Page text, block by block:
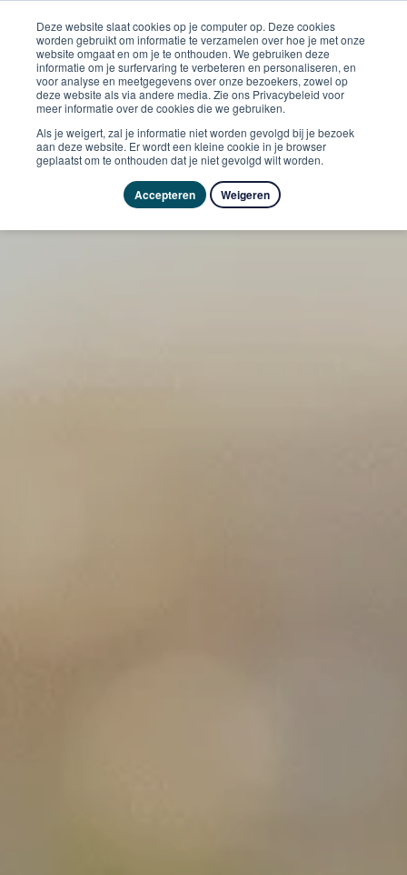
Deze website slaat cookies op je computer op. Deze cookies
worden gebruikt om informatie te verzamelen over hoe je met onze
website omgaat en om je te onthouden. We gebruiken deze
informatie om je surfervaring te verbeteren en personaliseren, en
voor analyse en meetgegevens over onze bezoekers, zowel op
deze website als via andere media. Zie ons Privacybeleid voor
meer informatie over de cookies die we gebruiken.
Als je weigert, zal je informatie niet worden gevolgd bij je bezoek
aan deze website. Er wordt een kleine cookie in je browser
geplaatst om te onthouden dat je niet gevolgd wilt worden.
Accepteren Weigeren